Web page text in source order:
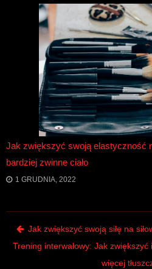
Jak zwiększyć swoją elastyczność
bardziej zwinne ciało
1 GRUDNIA, 2022
Post
Jak zwiększyć swoją siłę na
Trening interwałowy: Jak
więcej